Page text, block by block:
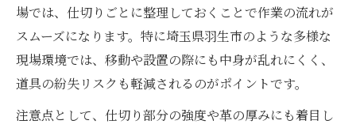
場では、仕切りごとに整理しておくことで作業の流れが
スムーズになります。特に埼玉県羽生市のような多様な
現場環境では、移動や設置の際にも中身が乱れにくく、
道具の紛失リスクも軽減されるのがポイントです。
注意点として、仕切り部分の強度や革の厚みにも着目し